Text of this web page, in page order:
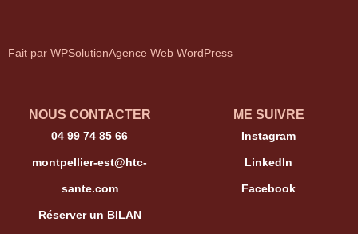
Fait par WPSolutionAgence Web WordPress
NOUS CONTACTER
04 99 74 85 66
montpellier-est@htc-
sante.com
Réserver un BILAN
ME SUIVRE
Instagram
LinkedIn
Facebook